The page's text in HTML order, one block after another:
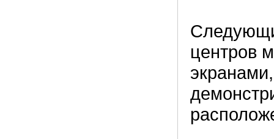
центров